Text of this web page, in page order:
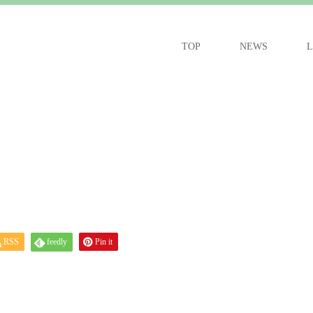
TOP NEWS
RSS feedly Pin it